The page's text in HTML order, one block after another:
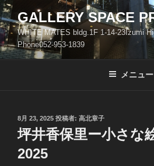
コ
ン
テ
ン
ツ
GALLERY SPACE
WHITE MATES bldg.1F 1-14-23Izumi
Phone052-953-1839
メニュー
投
稿
日:
8月 23, 2025 投稿者: 高北章子
坪井香保里ー小さな
2025